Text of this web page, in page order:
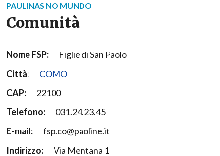
Onde Estamos
Recursos
PAULINAS NO MUNDO
Comunità
Nome FSP:
Figlie di San Paolo
Città:
COMO
CAP:
22100
Telefono:
031.24.23.45
E-mail:
fsp.co@paoline.it
Indirizzo:
Via Mentana 1